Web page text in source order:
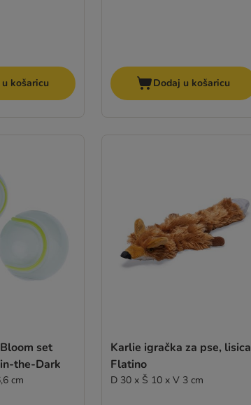
košaricu Dodaj u košaricu
set
the-Dark
cm
Karlie igračka za pse, lisica
Flatino
D 30 x Š 10 x V 3 cm